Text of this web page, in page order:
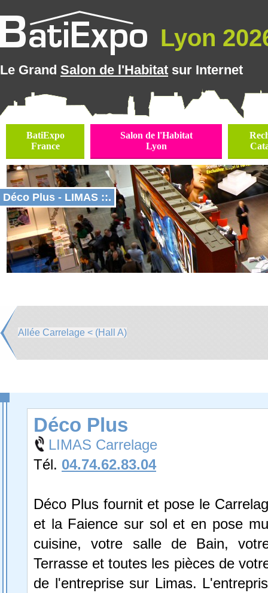
Lyon
Le Grand Salon de l'Habitat sur Internet
BatiExpo
France
Salon de l'Habitat
Lyon
Déco Plus - LIMAS ::.
Allée Carrelage < (Hall A)
Déco Plus
LIMAS Carrelage
Tél. 04.74.62.83.04
Déco Plus fournit et pose le
et la Faience sur sol et en pose
cuisine, votre salle de Bain,
Terrasse et toutes les pièces de
de l'entreprise sur Limas.